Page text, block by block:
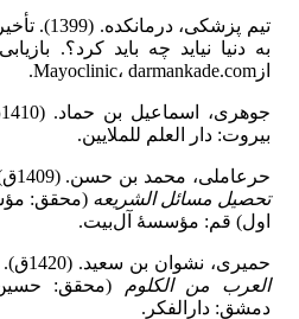
تیم
به دنیا نیاید چه باید کرد؟.
ازMayoclinic، darmankade.com.
جوهری، اسماعیل ‌بن ‌حماد. (1410ق).
‌بیروت: دار العلم للملایین.
حرعاملی، محمد بن ‌حسن. (1409ق).
تحصیل مسائل الشریعه
اول) قم: مؤسسۀ آل‌بیت.
حمیری، نشوان ‌بن ‌سعید. (1420ق).
العرب من الکلوم
‌دمشق: دارالفکر.